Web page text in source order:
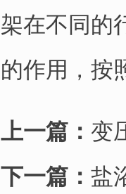
架在不同的
的作用，按
上一篇： 变
下一篇： 盐